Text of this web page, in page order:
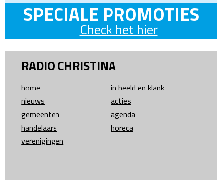
SPECIALE PROMOTIES
Check het hier
RADIO CHRISTINA
home
in beeld en klank
nieuws
acties
gemeenten
agenda
handelaars
horeca
verenigingen